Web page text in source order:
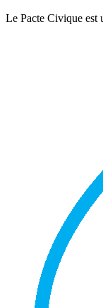
Le Pacte Civique est